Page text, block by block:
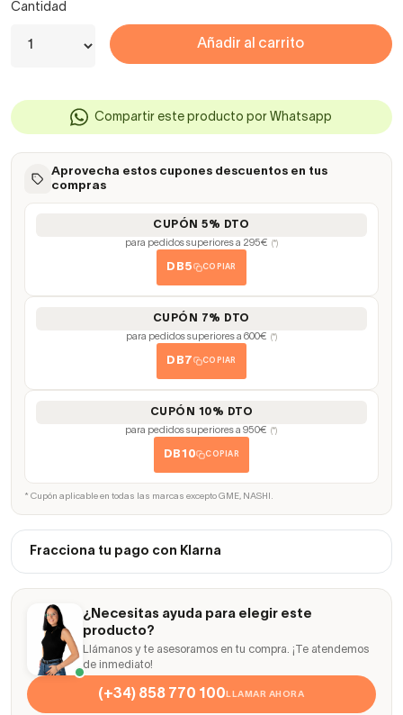
Cantidad
Añadir al carrito
Compartir este producto por Whatsapp
Aprovecha estos cupones descuentos en tus
compras
CUPÓN 5% DTO
para pedidos superiores a 295€ (*)
DB5 COPIAR
CUPÓN 7% DTO
para pedidos superiores a 600€ (*)
DB7 COPIAR
CUPÓN 10% DTO
para pedidos superiores a 950€ (*)
DB10 COPIAR
* Cupón aplicable en todas las marcas excepto GME, NASHI.
Fracciona tu pago con Klarna
¿Necesitas ayuda para elegir este
producto?
Llámanos y te asesoramos en tu compra. ¡Te atendemos
de inmediato!
(+34) 858 770 100LLAMAR AHORA